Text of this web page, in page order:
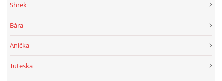
Shrek
Bára
Anička
Tuteska